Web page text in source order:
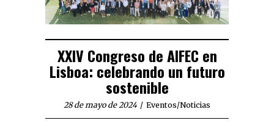
XXIV Congreso de AIFEC en
Lisboa: celebrando un futuro
sostenible
28 de mayo de 2024 Eventos/Noticias